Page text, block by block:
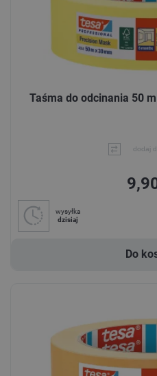
Taśma do odcinania 50
dodaj
wysyłka
dzisiaj
Do